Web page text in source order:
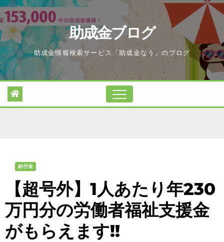
Skip
to
content
助成金ブログ
助成金情報検索サービス「助成金なう」のブログ
給付金
【超号外】1人あたり年230
万円分の労働者福祉支援金
がもらえます!!